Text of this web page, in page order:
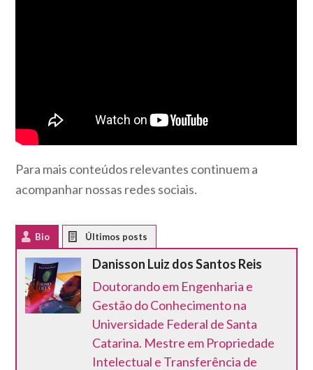
Para mais conteúdos relevantes continuem a
acompanhar nossas redes sociais.
Bio
Danisson Luiz dos Santos Reis
Doutorando em Engenharia e
Gestão do Conhecimento na
Universidade Federal de Santa
Catarina. Mestre em Propriedade
Intelectual e Transferência de